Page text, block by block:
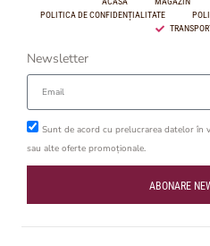
POLITICA DE CONFIDENȚIALITATE
Newsletter
Sunt de acord cu prelucrarea datelor în
sau alte oferte promoționale.
ABONARE